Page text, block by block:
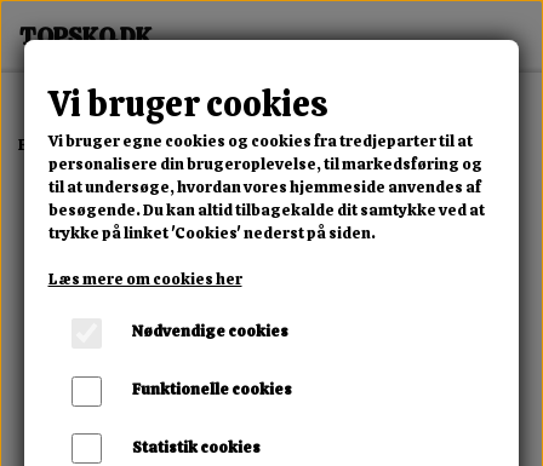
Forside Dame Alle Damesko Nyra Glow Sneaker
Vi bruger cookies
Vi bruger egne cookies og cookies fra tredjeparter til at
personalisere din brugeroplevelse, til markedsføring og
til at undersøge, hvordan vores hjemmeside anvendes af
besøgende. Du kan altid tilbagekalde dit samtykke ved at
trykke på linket 'Cookies' nederst på siden.
Læs mere om cookies her
Nødvendige cookies
Funktionelle cookies
Statistik cookies